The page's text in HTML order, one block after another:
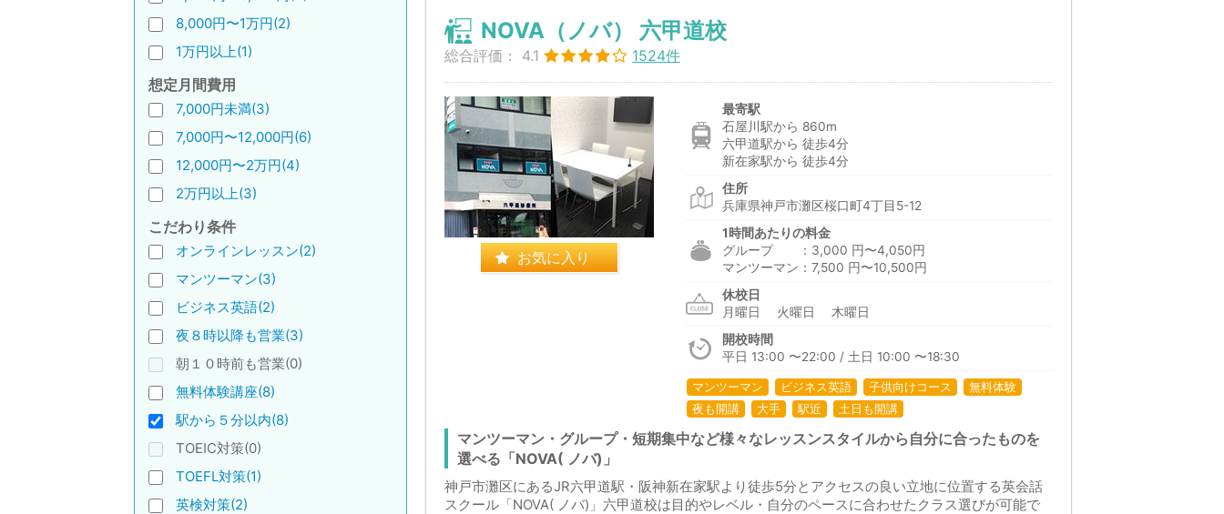
8,000円〜1万円(2)
1万円以上(1)
想定月間費用
7,000円未満(3)
7,000円〜12,000円(6)
12,000円〜2万円(4)
2万円以上(3)
こだわり条件
オンラインレッスン(2)
マンツーマン(3)
ビジネス英語(2)
夜８時以降も営業(3)
朝１０時前も営業(0)
無料体験講座(8)
駅から５分以内(8)
TOEIC対策(0)
TOEFL対策(1)
英検対策(2)
NOVA（ノバ） 六甲道校
総合評価： 4.1 1524件
お気に入り
最寄駅
石屋川駅から 860m
六甲道駅から 徒歩4分
新在家駅から 徒歩4分
住所
兵庫県神戸市灘区桜口町4丁目5-12
1時間あたりの料金
グループ ：3,000 円〜4,050円
マンツーマン：7,500 円〜10,500円
休校日
月曜日 火曜日 木曜日
開校時間
平日 13:00 〜22:00 / 土日 10:00 〜18:30
マンツーマン ビジネス英語 子供向けコース
無料体験
夜も開講
大手 駅近 土日も開講
マンツーマン・グループ・短期集中など様々なレッスンスタイルから自分に合ったものを
選べる「NOVA( ノバ)」
神戸市灘区にあるJR六甲道駅・阪神新在家駅より徒歩5分とアクセスの良い立地に位置する英会話
スクール「NOVA( ノバ)」六甲道校は目的やレベル・自分のペースに合わせたクラス選びが可能で